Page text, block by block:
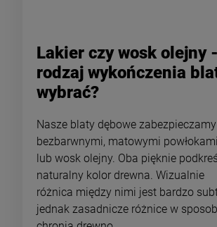
Lakier czy wosk olejny
rodzaj wykończenia
wybrać?
Nasze blaty dębowe zabezpieczamy
bezbarwnymi, matowymi
lub wosk olejny. Oba pięknie
naturalny kolor drewna. Wizualnie
różnica między nimi jest bardzo
jednak zasadnicze różnice w